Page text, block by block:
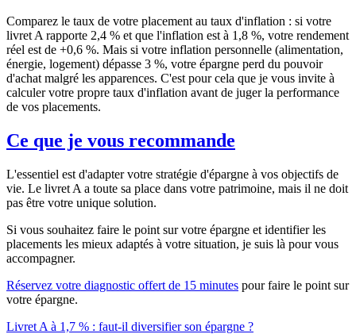
Comparez le taux de votre placement au taux d'inflation : si votre
livret A rapporte 2,4 % et que l'inflation est à 1,8 %, votre rendement
réel est de +0,6 %. Mais si votre inflation personnelle (alimentation,
énergie, logement) dépasse 3 %, votre épargne perd du pouvoir
d'achat malgré les apparences. C'est pour cela que je vous invite à
calculer votre propre taux d'inflation avant de juger la performance
de vos placements.
Ce que je vous recommande
L'essentiel est d'adapter votre stratégie d'épargne à vos objectifs de
vie. Le livret A a toute sa place dans votre patrimoine, mais il ne doit
pas être votre unique solution.
Si vous souhaitez faire le point sur votre épargne et identifier les
placements les mieux adaptés à votre situation, je suis là pour vous
accompagner.
Réservez votre diagnostic offert de 15 minutes pour faire le point sur
votre épargne.
Livret A à 1,7 % : faut-il diversifier son épargne ?